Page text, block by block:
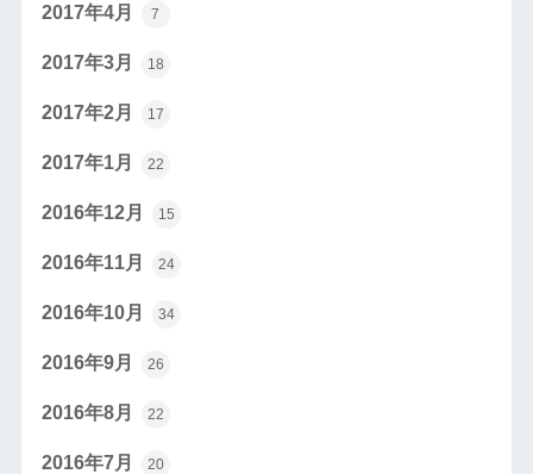
2017年4月 7
2017年3月 18
2017年2月 17
2017年1月 22
2016年12月 15
2016年11月 24
2016年10月 34
2016年9月 26
2016年8月 22
2016年7月 20